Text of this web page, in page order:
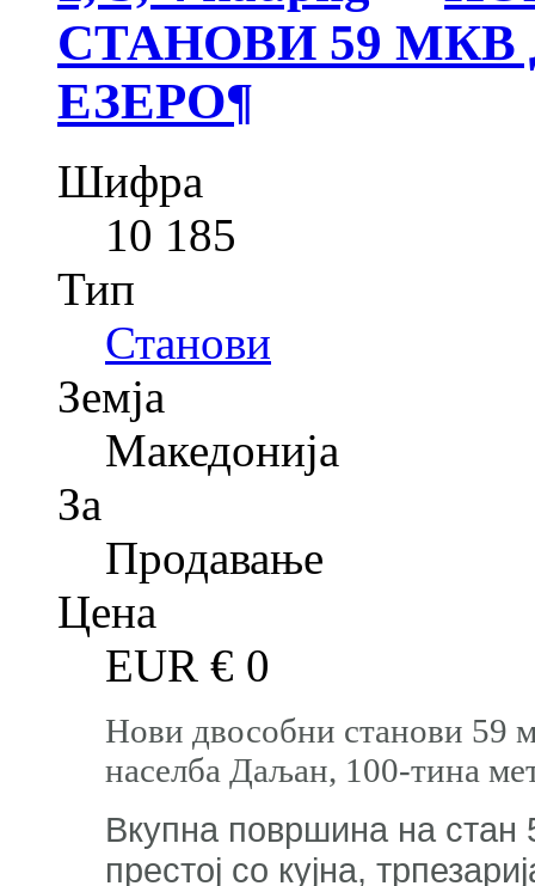
СТАНОВИ 59
ЕЗЕРО¶
Шифра
10 185
Тип
Станови
Земја
Македонија
За
Продавање
Цена
EUR € 0
Нови двособни станови 59
населба Даљан, 100-тина
Вкупна површина на
престој со кујна,